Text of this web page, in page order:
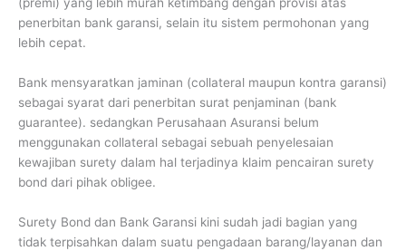
(premi) yang lebih murah ketimbang dengan provisi atas
penerbitan bank garansi, selain itu sistem permohonan yang
lebih cepat.
Bank mensyaratkan jaminan (collateral maupun kontra garansi)
sebagai syarat dari penerbitan surat penjaminan (bank
guarantee). sedangkan Perusahaan Asuransi belum
menggunakan collateral sebagai sebuah penyelesaian
kewajiban surety dalam hal terjadinya klaim pencairan surety
bond dari pihak obligee.
Surety Bond dan Bank Garansi kini sudah jadi bagian yang
tidak terpisahkan dalam suatu pengadaan barang/layanan dan